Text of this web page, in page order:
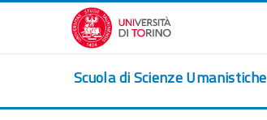
Vai al contenuto principale
Scuola di Scienze Umanistiche